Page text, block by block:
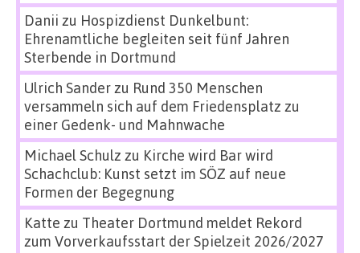
Danii zu Hospizdienst Dunkelbunt:
Ehrenamtliche begleiten seit fünf Jahren
Sterbende in Dortmund
Ulrich Sanderzu Rund 350 Menschen
versammeln sich auf dem Friedensplatz zu
einer Gedenk- und Mahnwache
Michael Schulz zu Kirche wird Bar wird
Schachclub: Kunst setzt im SÖZ auf neue
Formen der Begegnung
Katte zu Theater Dortmund meldet Rekord
zum Vorverkaufsstart der Spielzeit 2026/2027